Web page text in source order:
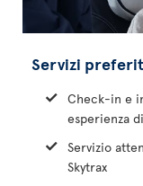
Servizi
Check-in e
esperienza
Servizio
Skytrax